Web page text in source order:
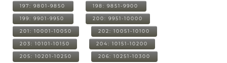
197: 9801-9850 198: 9851-9900
199: 9901-9950 200: 9951-10000
201: 10001-10050 202: 10051-10100
203: 10101-10150 204: 10151-10200
205: 10201-10250 206: 10251-10300